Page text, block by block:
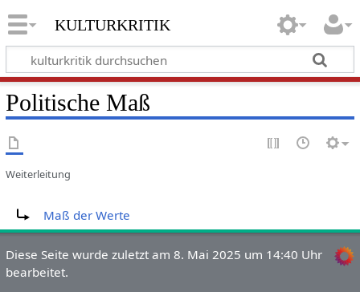
kulturkritik
Politische Maß
Weiterleitung
Maß der Werte
Diese Seite wurde zuletzt am 8. Mai 2025 um 14:40 Uhr
bearbeitet.